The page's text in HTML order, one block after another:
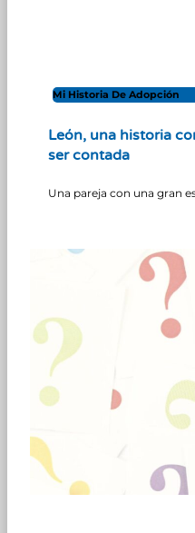
Mi Historia De Adopción
León, una historia
ser contada
Una pareja con una gran